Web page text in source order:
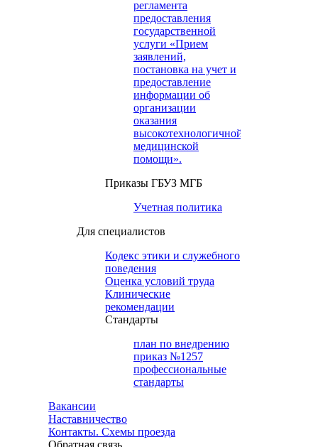
регламента
предоставления
государственной
услуги «Прием
заявлений,
постановка на учет и
предоставление
информации об
организации
оказания
высокотехнологичной
медицинской
помощи».
Приказы ГБУЗ МГБ
Учетная политика
Для специалистов
Кодекс этики и служебного
поведения
Оценка условий труда
Клинические
рекомендации
Cтандарты
план по внедрению
приказ №1257
профессиональные
стандарты
Вакансии
Наставничество
Контакты. Схемы проезда
Обратная связь